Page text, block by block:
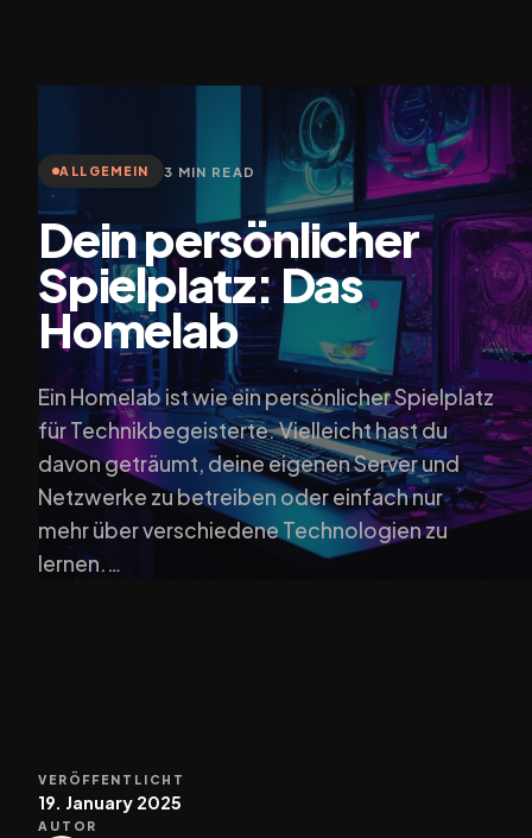
ALLGEMEIN 3 MIN READ
Dein persönlicher
Spielplatz: Das
Homelab
Ein Homelab ist wie ein persönlicher Spielplatz
für Technikbegeisterte. Vielleicht hast du
davon geträumt, deine eigenen Server und
Netzwerke zu betreiben oder einfach nur
mehr über verschiedene Technologien zu
lernen.…
VERÖFFENTLICHT
19. January 2025
AUTOR